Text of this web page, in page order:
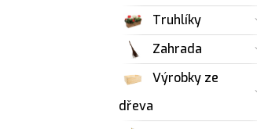
Truhlíky
Zahrada
Výrobky ze
dřeva